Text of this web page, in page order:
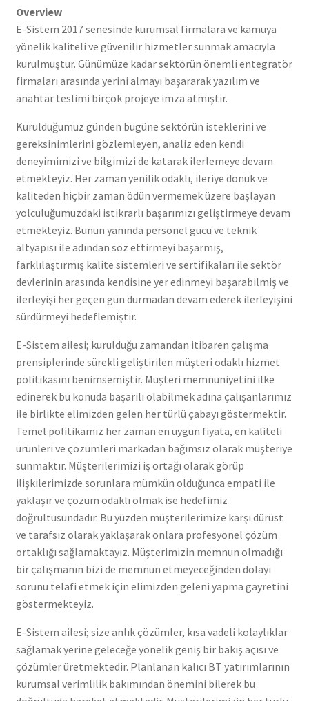
Overview
E-Sistem 2017 senesinde kurumsal firmalara ve kamuya
yönelik kaliteli ve güvenilir hizmetler sunmak amacıyla
kurulmuştur. Günümüze kadar sektörün önemli entegratör
firmaları arasında yerini almayı başararak yazılım ve
anahtar teslimi birçok projeye imza atmıştır.
Kurulduğumuz günden bugüne sektörün isteklerini ve
gereksinimlerini gözlemleyen, analiz eden kendi
deneyimimizi ve bilgimizi de katarak ilerlemeye devam
etmekteyiz. Her zaman yenilik odaklı, ileriye dönük ve
kaliteden hiçbir zaman ödün vermemek üzere başlayan
yolculuğumuzdaki istikrarlı başarımızı geliştirmeye devam
etmekteyiz. Bunun yanında personel gücü ve teknik
altyapısı ile adından söz ettirmeyi başarmış,
farklılaştırmış kalite sistemleri ve sertifikaları ile sektör
devlerinin arasında kendisine yer edinmeyi başarabilmiş ve
ilerleyişi her geçen gün durmadan devam ederek ilerleyişini
sürdürmeyi hedeflemiştir.
E-Sistem ailesi; kurulduğu zamandan itibaren çalışma
prensiplerinde sürekli geliştirilen müşteri odaklı hizmet
politikasını benimsemiştir. Müşteri memnuniyetini ilke
edinerek bu konuda başarılı olabilmek adına çalışanlarımız
ile birlikte elimizden gelen her türlü çabayı göstermektir.
Temel politikamız her zaman en uygun fiyata, en kaliteli
ürünleri ve çözümleri markadan bağımsız olarak müşteriye
sunmaktır. Müşterilerimizi iş ortağı olarak görüp
ilişkilerimizde sorunlara mümkün olduğunca empati ile
yaklaşır ve çözüm odaklı olmak ise hedefimiz
doğrultusundadır. Bu yüzden müşterilerimize karşı dürüst
ve tarafsız olarak yaklaşarak onlara profesyonel çözüm
ortaklığı sağlamaktayız. Müşterimizin memnun olmadığı
bir çalışmanın bizi de memnun etmeyeceğinden dolayı
sorunu telafi etmek için elimizden geleni yapma gayretini
göstermekteyiz.
E-Sistem ailesi; size anlık çözümler, kısa vadeli kolaylıklar
sağlamak yerine geleceğe yönelik geniş bir bakış açısı ve
çözümler üretmektedir. Planlanan kalıcı BT yatırımlarının
kurumsal verimlilik bakımından önemini bilerek bu